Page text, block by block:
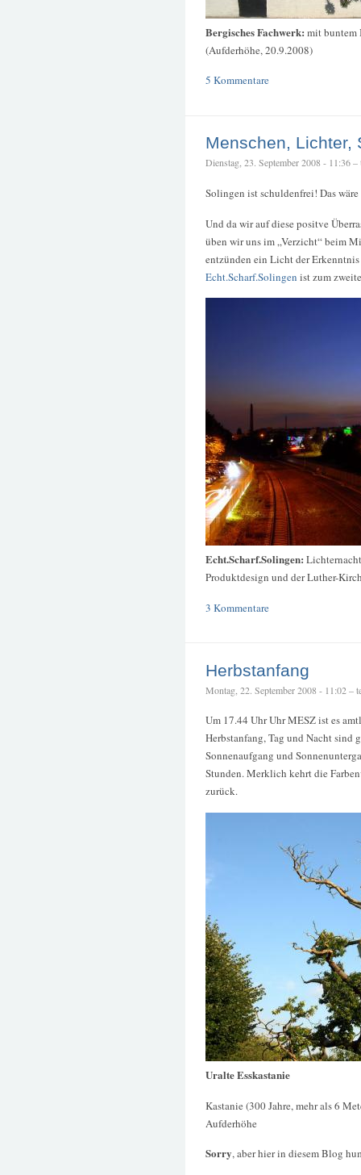
Bergisches Fachwerk: mit buntem
(Aufderhöhe, 20.9.2008)
5 Kommentare
Menschen, Lichter,
Dienstag, 23. September 2008 - 11:36 –
Solingen ist schuldenfrei! Das
Und da wir auf diese positve
üben wir uns im „Verzicht“ beim
entzünden ein Licht der
Echt.Scharf.Solingen ist zum
Echt.Scharf.Solingen:
Produktdesign und der Luther-
3 Kommentare
Herbstanfang
Montag, 22. September 2008 - 11:02 –
Um 17.44 Uhr Uhr MESZ ist es
Herbstanfang, Tag und Nacht sind
Sonnenaufgang und
Stunden. Merklich kehrt die
zurück.
Uralte Esskastanie
Kastanie (300 Jahre, mehr als 6
Aufderhöhe
Sorry, aber hier in diesem Blog